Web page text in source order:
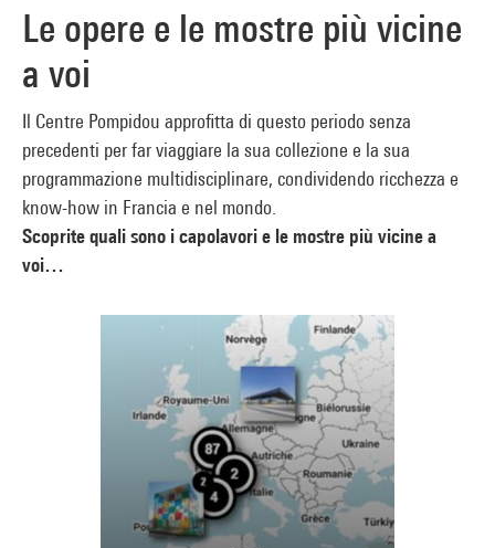
Le opere e le mostre più vicine
a voi
Il Centre Pompidou approfitta di questo periodo senza
precedenti per far viaggiare la sua collezione e la sua
programmazione multidisciplinare, condividendo ricchezza e
know-how in Francia e nel mondo.
Scoprite quali sono i capolavori e le mostre più vicine a
voi…